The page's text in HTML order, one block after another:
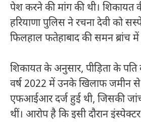
पेश करने की मांग की थी। शिकायत
हरियाणा पुलिस ने रचना देवी को
फिलहाल फतेहाबाद की समन ब्रांच में
शिकायत के अनुसार, पीड़िता के
वर्ष 2022 में उनके खिलाफ जमीन
एफआईआर दर्ज हुई थी, जिसकी जांच
थीं। आरोप है कि इसी दौरान